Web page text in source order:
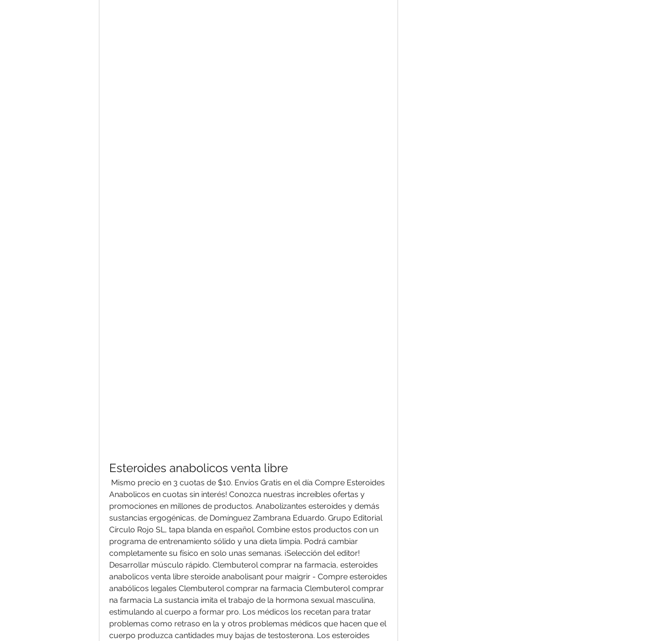
Esteroides anabolicos venta libre
Anabolicos en cuotas sin interés! Conozca nuestras increíbles ofertas y
promociones en millones de productos. Anabolizantes esteroides y demás
sustancias ergogénicas, de Domínguez Zambrana Eduardo. Grupo Editorial
Círculo Rojo SL, tapa blanda en español. Combine estos productos con un
programa de entrenamiento sólido y una dieta limpia. Podrá cambiar
completamente su físico en solo unas semanas. ¡Selección del editor!
Desarrollar músculo rápido. Clembuterol comprar na farmacia, esteroides
anabolicos venta libre steroide anabolisant pour maigrir - Compre esteroides
anabólicos legales Clembuterol comprar na farmacia Clembuterol comprar
na farmacia La sustancia imita el trabajo de la hormona sexual masculina,
estimulando al cuerpo a formar pro. Los médicos los recetan para tratar
problemas como retraso en la y otros problemas médicos que hacen que el
cuerpo produzca cantidades muy bajas de testosterona. Los esteroides